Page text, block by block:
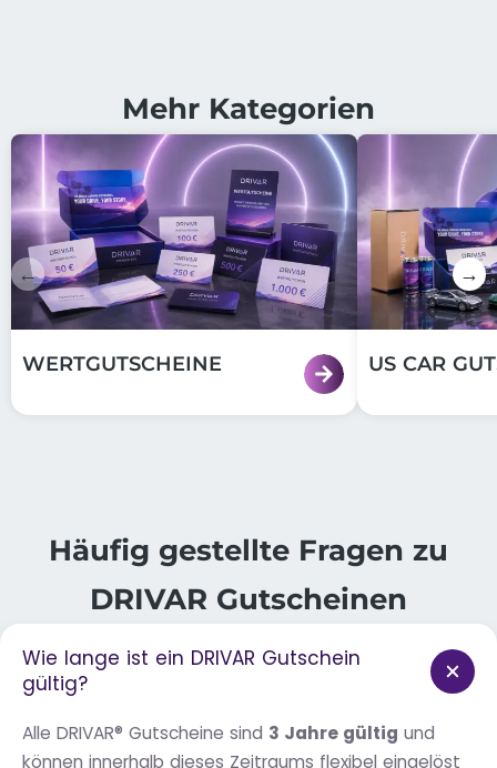
Mehr Kategorien
←
WERTGUTSCHEINE US CAR
→
Häufig gestellte Fragen zu
DRIVAR Gutscheinen
Wie lange ist ein DRIVAR Gutschein
gültig?
Alle DRIVAR® Gutscheine sind 3 Jahre gültig und
können innerhalb dieses Zeitraums flexibel eingelöst